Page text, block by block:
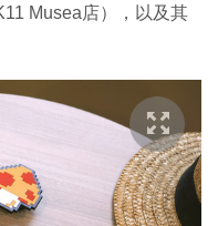
Musea店），以及其